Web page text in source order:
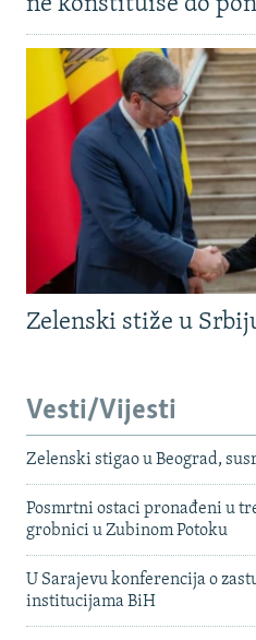
ne konstituiše do
Zelenski stiže u
Vesti/Vijesti
Zelenski stigao u Beograd,
Posmrtni ostaci pronađeni u
grobnici u Zubinom Potoku
U Sarajevu konferencija o
institucijama BiH